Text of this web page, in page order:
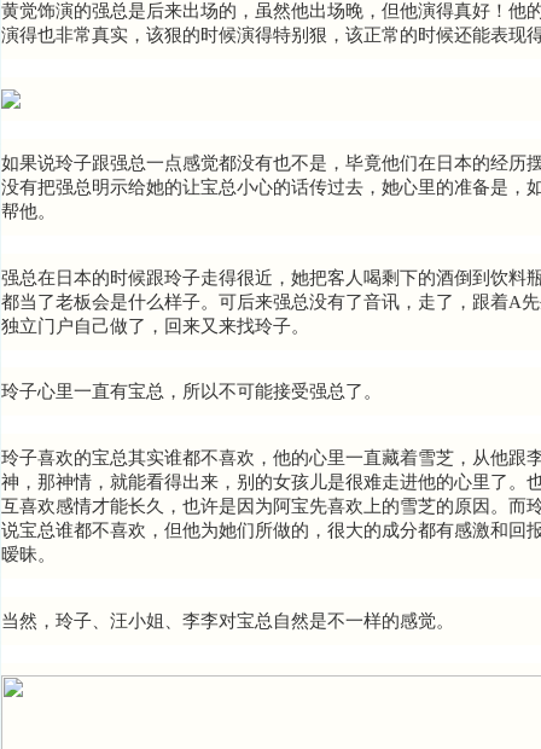
黄觉饰演的强总是后来出场的，虽然他出场晚，但他演得真好！他
演得也非常真实，该狠的时候演得特别狠，该正常的时候还能表现
如果说玲子跟强总一点感觉都没有也不是，毕竟他们在日本的经历
没有把强总明示给她的让宝总小心的话传过去，她心里的准备是，
帮他。
强总在日本的时候跟玲子走得很近，她把客人喝剩下的酒倒到饮料
都当了老板会是什么样子。可后来强总没有了音讯，走了，跟着A
独立门户自己做了，回来又来找玲子。
玲子心里一直有宝总，所以不可能接受强总了。
玲子喜欢的宝总其实谁都不喜欢，他的心里一直藏着雪芝，从他跟
神，那神情，就能看得出来，别的女孩儿是很难走进他的心里了。
互喜欢感情才能长久，也许是因为阿宝先喜欢上的雪芝的原因。而
说宝总谁都不喜欢，但他为她们所做的，很大的成分都有感激和回
暧昧。
当然，玲子、汪小姐、李李对宝总自然是不一样的感觉。